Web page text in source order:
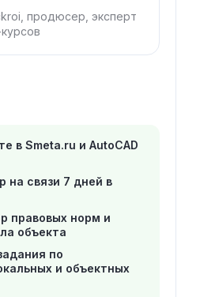
продюсер, эксперт
в Smeta.ru и AutoCAD
на связи 7 дней в
правовых норм и
объекта
по
и объектных